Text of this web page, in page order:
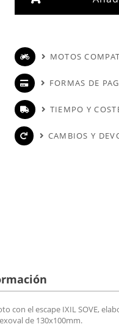
MOTOS
FORMAS DE
TIEMPO Y
CAMBIOS Y
con el escape IXIL SOVE,
de 130x100mm.